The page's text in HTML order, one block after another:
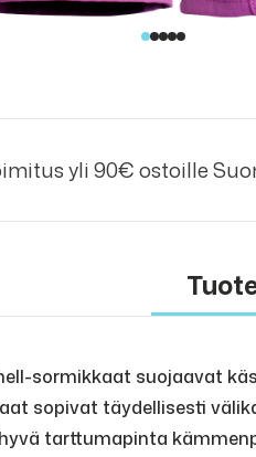
yli 90€ ostoille
sormikkaat suojaavat
sopivat täydellisesti
tarttumapinta